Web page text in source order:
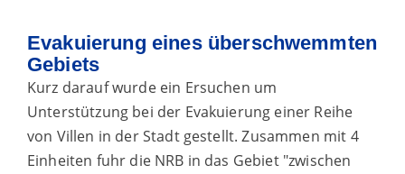
Evakuierung eines überschwemmten
Gebiets
Kurz darauf wurde ein Ersuchen um
Unterstützung bei der Evakuierung einer Reihe
von Villen in der Stadt gestellt. Zusammen mit 4
Einheiten fuhr die NRB in das Gebiet "zwischen